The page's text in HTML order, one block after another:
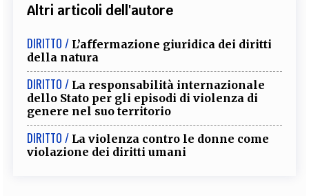
Altri articoli dell'autore
DIRITTO / L’affermazione giuridica dei diritti
della natura
DIRITTO / La responsabilità internazionale
dello Stato per gli episodi di violenza di
genere nel suo territorio
DIRITTO / La violenza contro le donne come
violazione dei diritti umani